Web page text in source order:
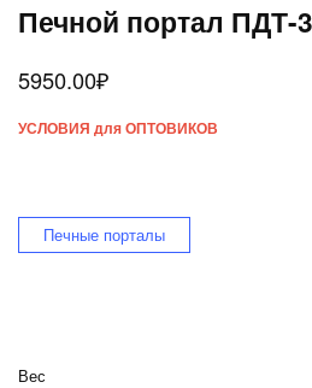
Печной портал ПДТ-
5950.00₽
УСЛОВИЯ для ОПТОВИКОВ
Печные порталы
Вес